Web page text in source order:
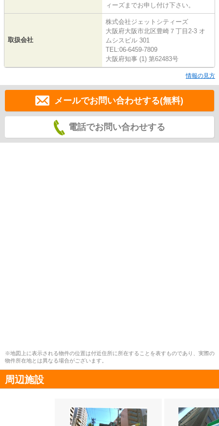
ィーズまでお申し付け下さい。
取扱会社
株式会社ジェットシティーズ
大阪府大阪市北区豊崎７丁目2-3 オ
ムシスビル 301
TEL:06-6459-7809
大阪府知事 (1) 第62483号
情報の見方
メールでお問い合わせする(無料)
電話でお問い合わせする
※地図上に表示される物件の位置は付近住所に所在することを表すものであり、実際の
物件所在地とは異なる場合がございます。
周辺施設